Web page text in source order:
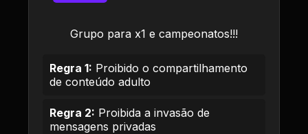
Grupo para x1 e campeonatos!!!
Regra 1: Proibido o compartilhamento
de conteúdo adulto
Regra 2: Proibida a invasão de
mensagens privadas